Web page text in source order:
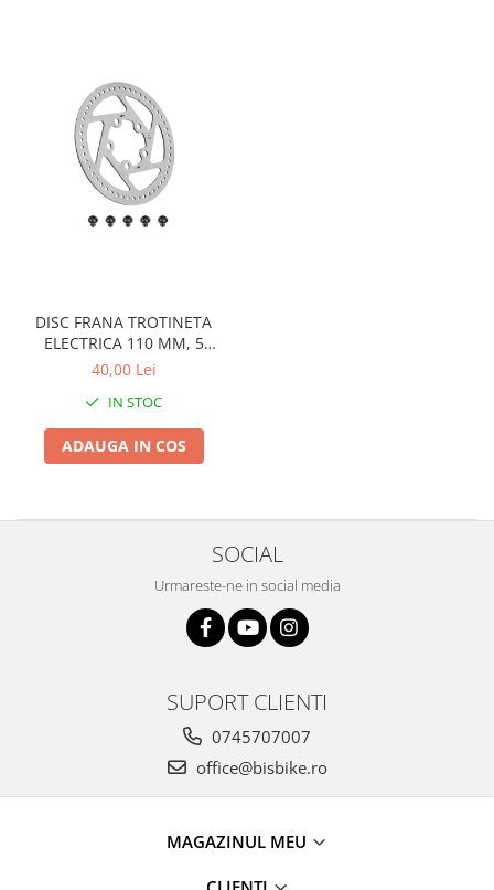
DISC FRANA TROTINETA
ELECTRICA 110 MM, 5
SURUBURI
40,00 Lei
IN STOC
ADAUGA IN COS
SOCIAL
Urmareste-ne in social media
SUPORT CLIENTI
0745707007
office@bisbike.ro
MAGAZINUL MEU